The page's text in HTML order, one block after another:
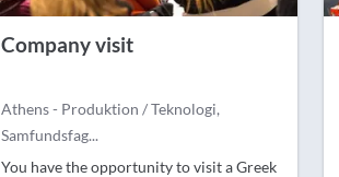
Company visit
Athens - Produktion / Teknologi,
Samfundsfag...
You have the opportunity to visit a Greek